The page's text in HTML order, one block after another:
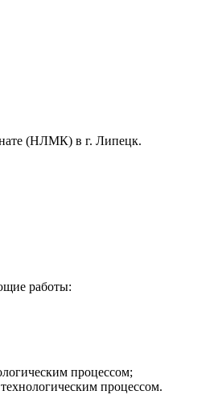
(НЛМК) в г. Липецк.
работы:
процессом;
процессом.